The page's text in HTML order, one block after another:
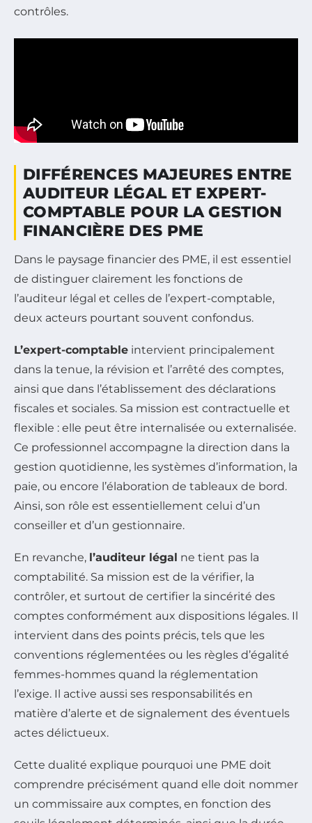
contrôles.
DIFFÉRENCES MAJEURES ENTRE
AUDITEUR LÉGAL ET EXPERT-
COMPTABLE POUR LA GESTION
FINANCIÈRE DES PME
Dans le paysage financier des PME, il est essentiel
de distinguer clairement les fonctions de
l’auditeur légal et celles de l’expert-comptable,
deux acteurs pourtant souvent confondus.
L’expert-comptable intervient principalement
dans la tenue, la révision et l’arrêté des comptes,
ainsi que dans l’établissement des déclarations
fiscales et sociales. Sa mission est contractuelle et
flexible : elle peut être internalisée ou externalisée.
Ce professionnel accompagne la direction dans la
gestion quotidienne, les systèmes d’information, la
paie, ou encore l’élaboration de tableaux de bord.
Ainsi, son rôle est essentiellement celui d’un
conseiller et d’un gestionnaire.
En revanche, l’auditeur légal ne tient pas la
comptabilité. Sa mission est de la vérifier, la
contrôler, et surtout de certifier la sincérité des
comptes conformément aux dispositions légales. Il
intervient dans des points précis, tels que les
conventions réglementées ou les règles d’égalité
femmes-hommes quand la réglementation
l’exige. Il active aussi ses responsabilités en
matière d’alerte et de signalement des éventuels
actes délictueux.
Cette dualité explique pourquoi une PME doit
comprendre précisément quand elle doit nommer
un commissaire aux comptes, en fonction des